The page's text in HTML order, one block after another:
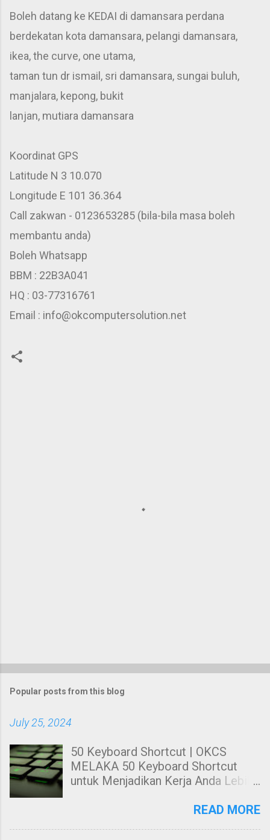
Boleh datang ke KEDAI di damansara perdana
berdekatan kota damansara, pelangi damansara,
ikea, the curve, one utama,
taman tun dr ismail, sri damansara, sungai buluh,
manjalara, kepong, bukit
lanjan, mutiara damansara
Koordinat GPS
Latitude N 3 10.070
Longitude E 101 36.364
Call zakwan - 0123653285 (bila-bila masa boleh
membantu anda)
Boleh Whatsapp
BBM : 22B3A041
HQ : 03-77316761
Email : info@okcomputersolution.net
Popular posts from this blog
July 25, 2024
50 Keyboard Shortcut | OKCS
MELAKA 50 Keyboard Shortcut
untuk Menjadikan Kerja Anda Lebih
kepada anda tentang Keyboard
READ MORE